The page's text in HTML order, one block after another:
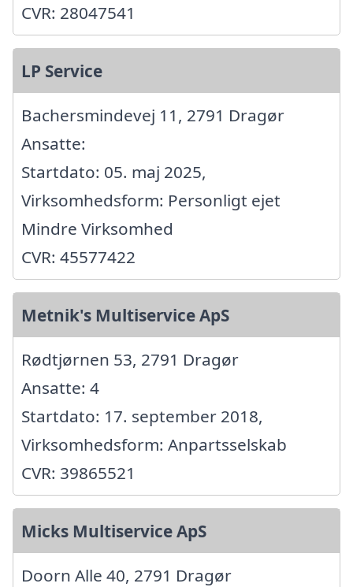
CVR: 28047541
LP Service
Bachersmindevej 11, 2791 Dragør
Ansatte:
Startdato: 05. maj 2025,
Virksomhedsform: Personligt ejet
Mindre Virksomhed
CVR: 45577422
Metnik's Multiservice ApS
Rødtjørnen 53, 2791 Dragør
Ansatte: 4
Startdato: 17. september 2018,
Virksomhedsform: Anpartsselskab
CVR: 39865521
Micks Multiservice ApS
Doorn Alle 40, 2791 Dragør